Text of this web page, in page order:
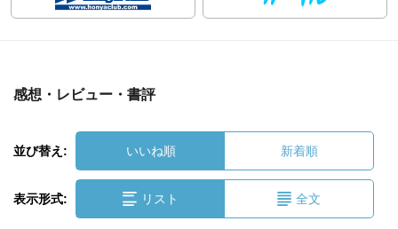
感想・レビュー・書評
並び替え: いいね順 新着順
表示形式: リスト 全文